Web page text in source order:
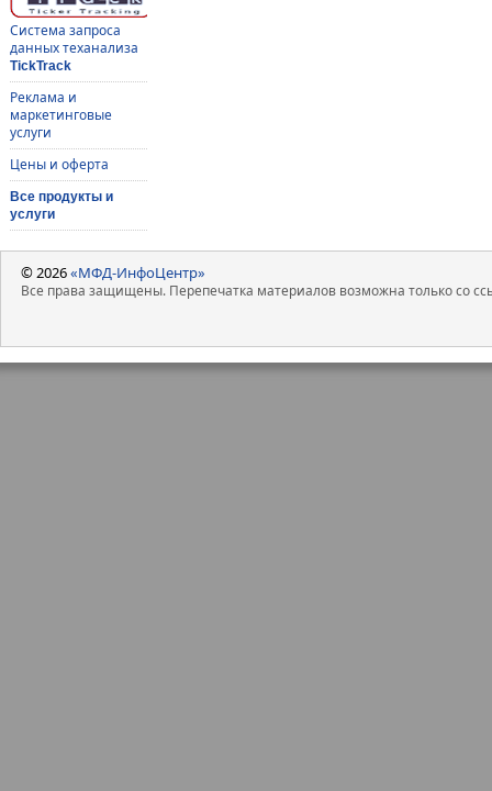
Система запроса
данных теханализа
TickTrack
Реклама и
маркетинговые
услуги
Цены и оферта
Все продукты и
услуги
© 2026«МФД-ИнфоЦентр»
Все права защищены. Перепечатка материалов возможна только со